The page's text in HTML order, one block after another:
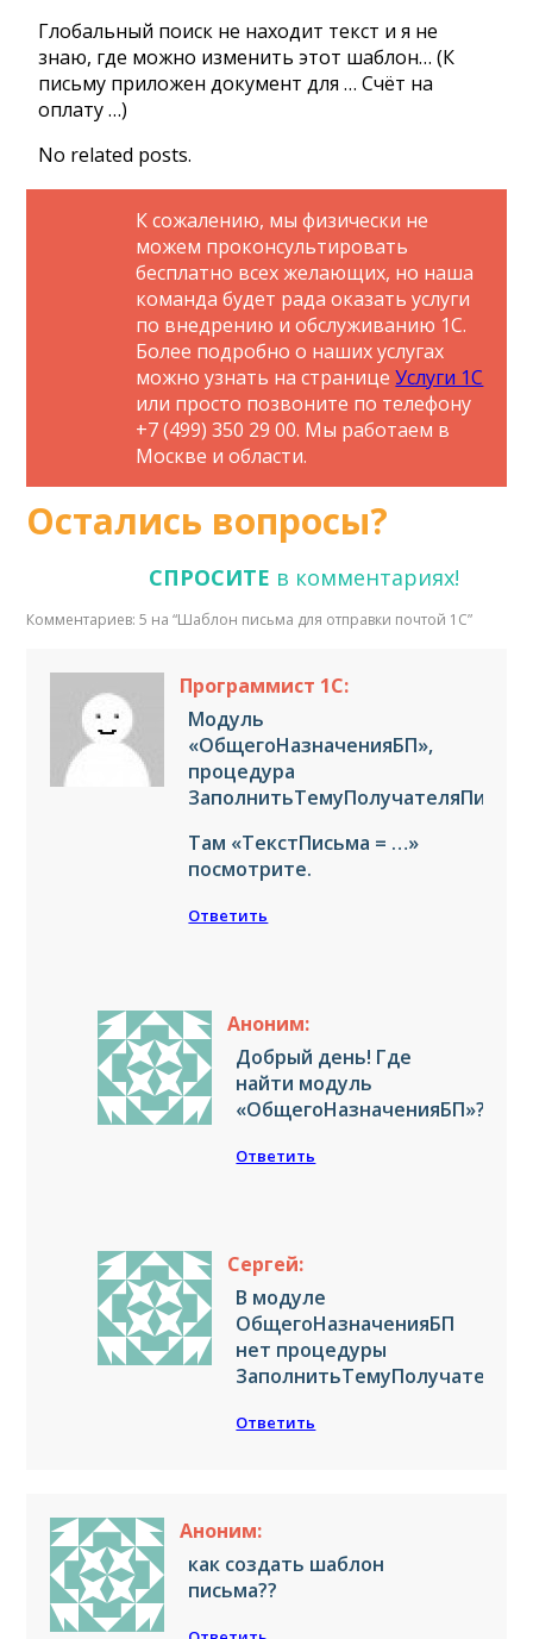
Глобальный поиск не находит текст и я не
знаю, где можно изменить этот шаблон… (К
письму приложен документ для … Счёт на
оплату …)
No related posts.
К сожалению, мы физически не
можем проконсультировать
бесплатно всех желающих, но наша
команда будет рада оказать услуги
по внедрению и обслуживанию 1С.
Более подробно о наших услугах
можно узнать на страницеУслуги 1С
или просто позвоните по телефону
+7 (499) 350 29 00. Мы работаем в
Москве и области.
Остались вопросы?
СПРОСИТЕ в комментариях!
Комментариев: 5 на “Шаблон письма для отправки почтой 1С”
Программист 1С:
Модуль
«ОбщегоНазначенияБП»,
процедура
Там «ТекстПисьма = …»
посмотрите.
Ответить
Аноним:
Добрый день! Где
найти модуль
«ОбщегоНазначенияБП»?
Ответить
Сергей:
В модуле
ОбщегоНазначенияБП
нет процедуры
Ответить
Аноним:
как создать шаблон
письма??